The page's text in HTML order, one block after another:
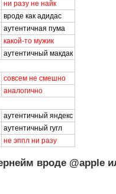
ни разу не найк
вроде как адидас
аутентичная пума
какой-то мужик
аутентичный макдак
совсем не смешно
аналогично
аутентичный яндекс
аутентичный гугл
не эппл ни разу
вроде @apple